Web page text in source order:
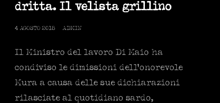
dritta. Il velista grillino
POSTED
4 AGOSTO 2018 ADMIN
Il Ministro del lavoro Di Maio ha
condiviso le dimissioni dell’onorevole
Mura a causa delle sue dichiarazioni
rilasciate al quotidiano sardo,